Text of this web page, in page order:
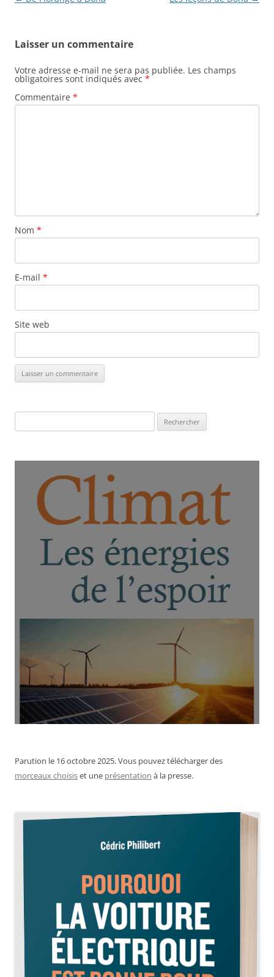
k
Laisser un commentaire
Votre adresse e-mail ne sera pas publiée. Les champs
obligatoires sont indiqués avec *
Commentaire *
Nom *
E-mail *
Site web
Parution le 16 octobre 2025. Vous pouvez télécharger des
morceaux choisiset une présentation à la presse.